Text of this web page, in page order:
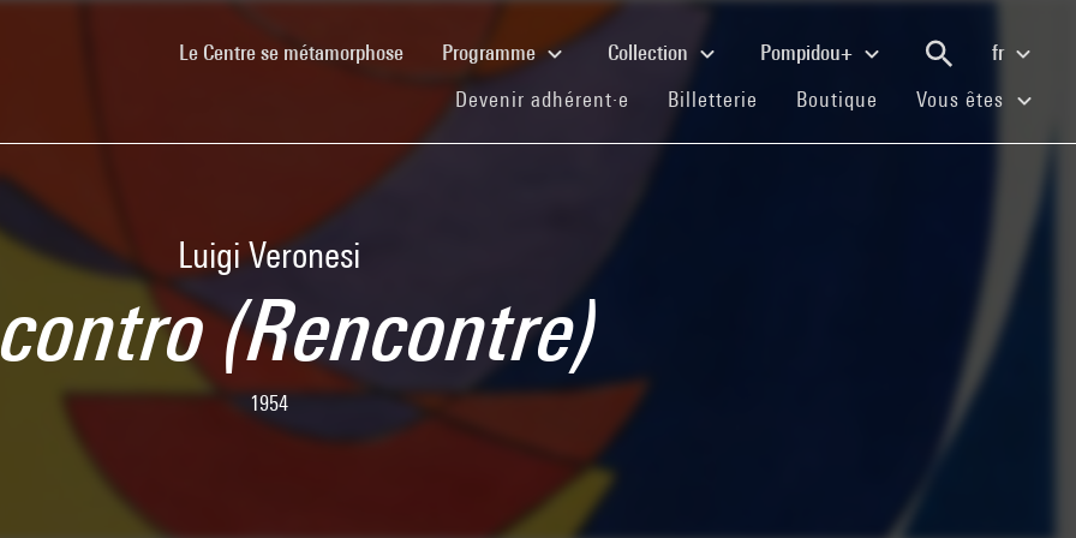
Le Centre se métamorphose(current)Programme Collection Pompidou+
fr
Devenir adhérent·e (current)
Billetterie (current)
Boutique (current)
Vous êtes
Luigi Veronesi
(Rencontre)
1954